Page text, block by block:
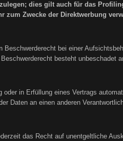
dies gilt auch für das
Zwecke der Direktwerbung
bei einer
besteht unbeschadet
in Erfüllung eines Vertrags
Daten an einen anderen
das Recht auf unentgeltliche